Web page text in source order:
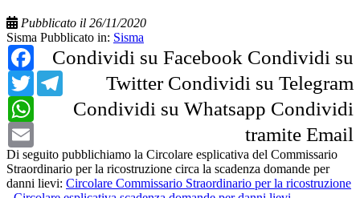
Pubblicato il 26/11/2020
Sisma Pubblicato in: Sisma
Condividi su Facebook
Facebook
Condividi su
Twitter
Twitter Condividi su Telegram
Telegram
Condividi su Whatsapp
WhatsApp
Condividi
tramite Email
Di seguito pubblichiamo la Circolare esplicativa del Commissario
Straordinario per la ricostruzione circa la scadenza domande per
danni lievi: Circolare Commissario Straordinario per la ricostruzione